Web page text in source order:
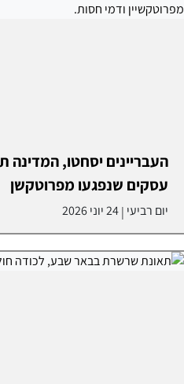
העבריינים יסחטו, המדינה
עסקים שנפגעו מפרוטקשן
יום רביעי |24 יוני 2026